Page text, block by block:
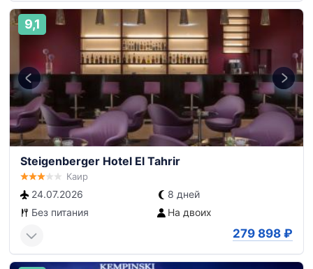
9,1
Steigenberger Hotel El Tahrir
Каир
24.07.2026
8 дней
Без питания
На двоих
279 898 ₽